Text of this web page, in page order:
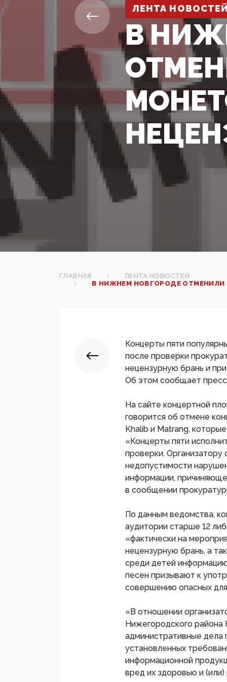
ЛЕНТА
В
ГЛАВНАЯ
ЛЕНТА НОВОСТЕЙ
В НИЖНЕМ НОВГОРОДЕ ОТМЕНИЛИ
Концерты пяти
после проверки
нецензурную брань и
Об этом сообщает
На сайте концертной
говорится об отмене
Khalib и Matrang,
«Концерты пяти
проверки.
недопустимости
информации,
в сообщении
По данным ведомства,
аудитории старше 12
«фактически на
нецензурную брань, а
среди детей
песен призывают к
совершению опасных
«В отношении
Нижегородского
административные дела
установленных
информационной
вред их здоровью и